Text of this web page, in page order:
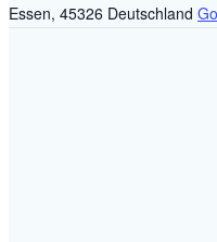
Essen, 45326 Deutschland